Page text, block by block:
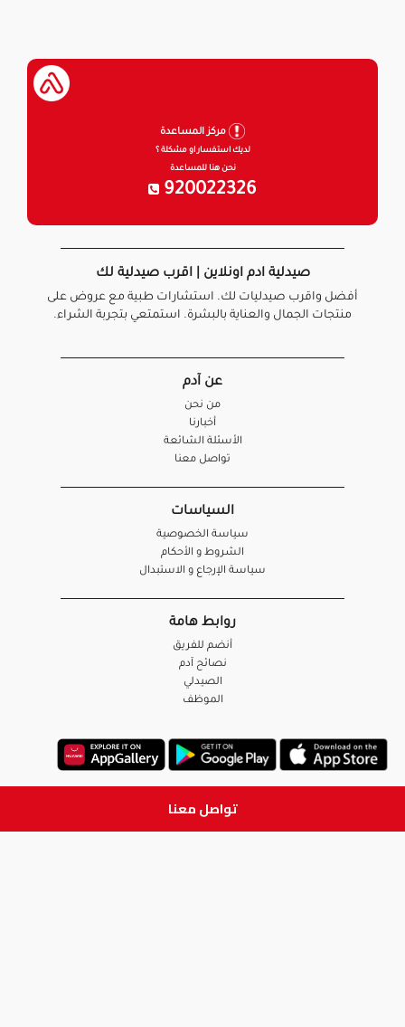
تواصل معنا
مركز المساعدة
لديك استفسار او مشكلة ؟
نحن هنا للمساعدة
920022326
صيدلية ادم اونلاين | اقرب صيدلية لك
أفضل واقرب صيدليات لك. استشارات طبية مع عروض على
منتجات الجمال والعناية بالبشرة. استمتعي بتجربة الشراء.
عن آدم
من نحن
أخبارنا
الأسئلة الشائعة
تواصل معنا
السياسات
سياسة الخصوصية
الشروط و الأحكام
سياسة الإرجاع و الاستبدال
روابط هامة
أنضم للفريق
نصائح آدم
الصيدلي
الموظف
ابق على تواصل